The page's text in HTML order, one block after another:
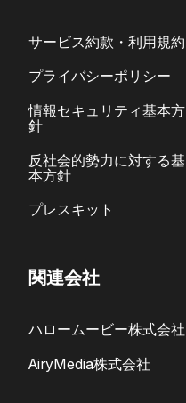
サービス約款・利用規約
プライバシーポリシー
情報セキュリティ基本方
針
反社会的勢力に対する基
本方針
プレスキット
関連会社
ハロームービー株式会社
AiryMedia株式会社